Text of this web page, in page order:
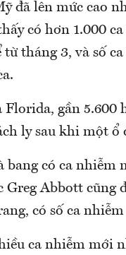
đã lên mức cao
có hơn 1.000
tháng 3, và số
gần 5.600
ly sau khi một ổ
bang có ca nhiễm
Greg Abbott
có số ca
ca nhiễm mới